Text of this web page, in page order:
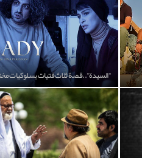
"السيدة"..قصة ثلاث فتيات بسلوكيات